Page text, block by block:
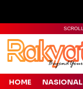
HOME NASIONAL